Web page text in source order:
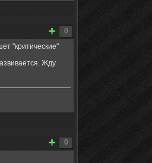
0
"критические"
Жду
0